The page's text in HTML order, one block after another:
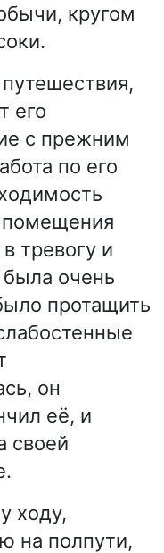
кругом
его
с прежним
по его
помещения
тревогу и
очень
протащить
он
её, и
своей
ходу,
на полпути,